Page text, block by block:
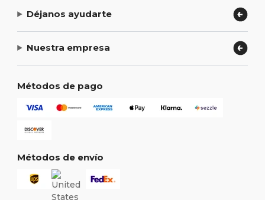
Déjanos ayudarte
Nuestra empresa
Métodos de pago
Métodos de envío